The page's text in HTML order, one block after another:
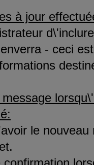
à jour
- ceci
le